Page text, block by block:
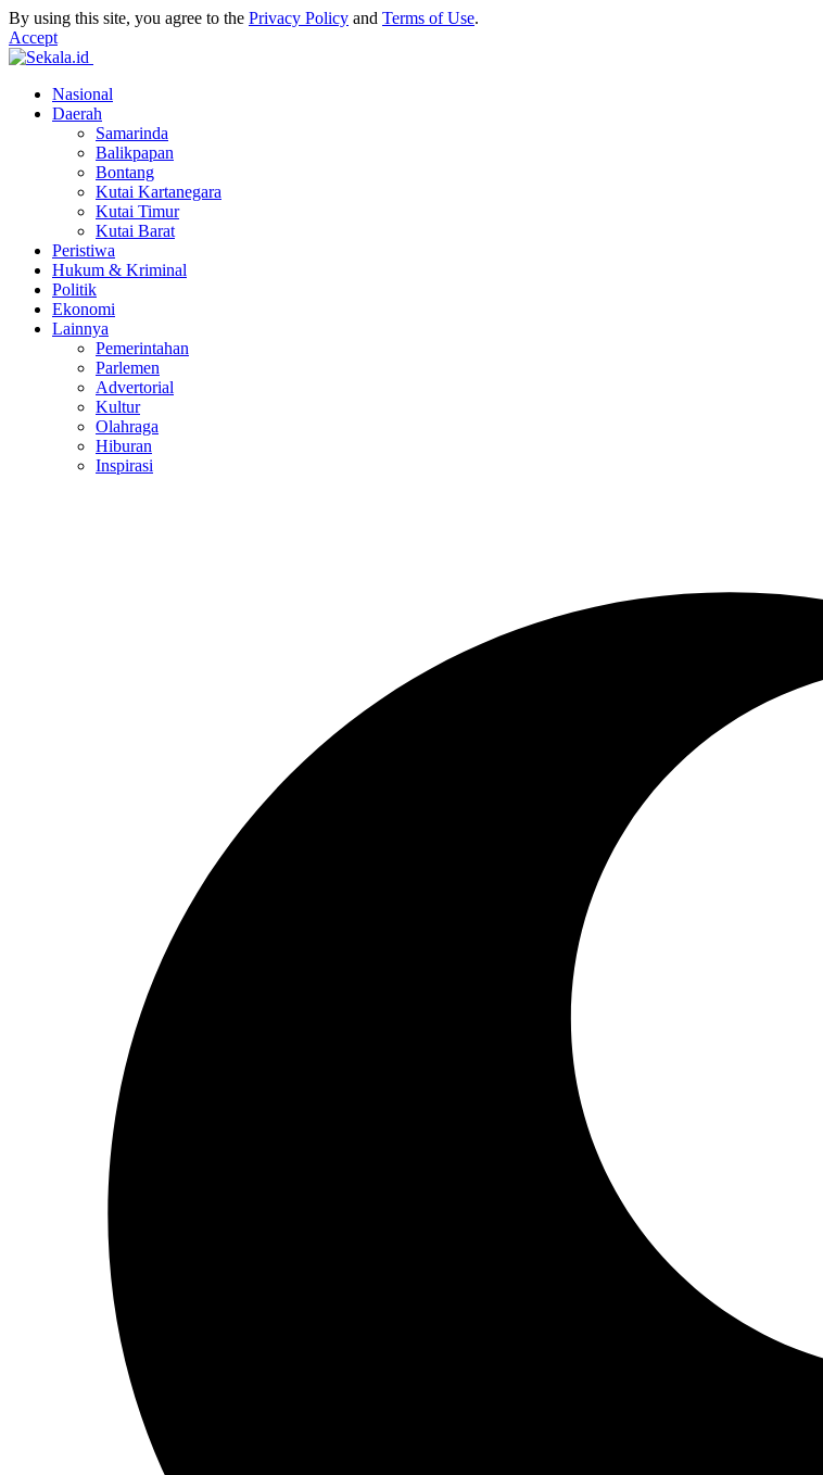
By using this site, you agree to the Privacy Policy and Terms of Use.
Accept
Nasional
Daerah
Samarinda
Balikpapan
Bontang
Kutai Kartanegara
Kutai Timur
Kutai Barat
Peristiwa
Hukum & Kriminal
Politik
Ekonomi
Lainnya
Pemerintahan
Parlemen
Advertorial
Kultur
Olahraga
Hiburan
Inspirasi